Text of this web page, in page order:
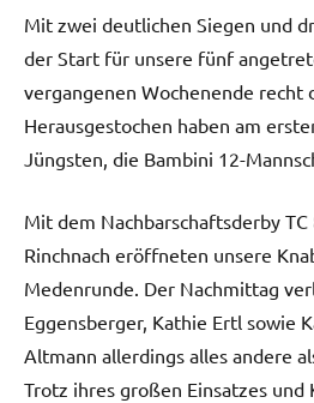
Mit zwei deutlichen Siegen und
der Start für unsere fünf
vergangenen Wochenende recht
Herausgestochen haben am
Jüngsten, die Bambini 12-
Mit dem Nachbarschaftsderby
Rinchnach eröffneten unsere
Medenrunde. Der Nachmittag
Eggensberger, Kathie Ertl sowie
Altmann allerdings alles andere
Trotz ihres großen Einsatzes und